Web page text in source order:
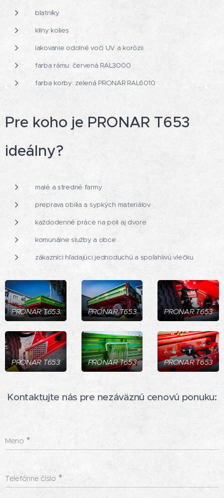
blatníky
klíny kolies
lakovanie odolné voči UV a korózii
farba rámu: červená RAL3000
farba korby: zelená PRONAR RAL6010
Pre koho je PRONAR T653
ideálny?
malé a stredné farmy
preprava obilia a sypkých materiálov
každodenné práce na poli aj dvore
komunálne služby a obce
zákazníci hľadajúci jednoduchú a spoľahlivú vlečku
PRONAR T653 PRONAR T653 PRONAR T653
PRONAR T653 PRONAR T653 PRONAR T653
Kontaktujte nás pre nezáväznú cenovú ponuku:
Meno
Telefónne číslo